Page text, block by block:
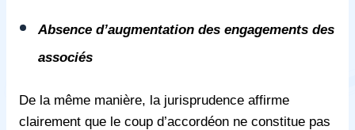
Absence d’augmentation des engagements des
associés
De la même manière, la jurisprudence affirme
clairement que le coup d’accordéon ne constitue pas